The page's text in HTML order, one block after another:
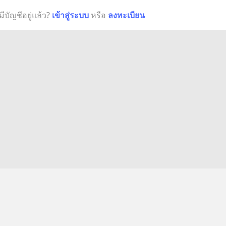
บัญชีอยู่แล้ว? เข้าสู่ระบบ หรือ ลงทะเบียน